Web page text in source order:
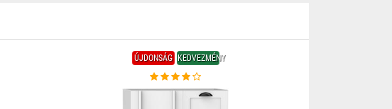
ÚJDONSÁG KEDVEZMÉNY